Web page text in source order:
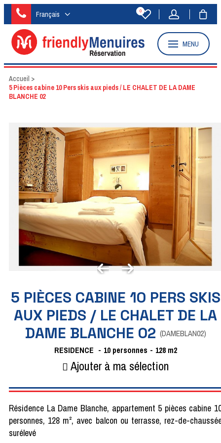
Français 0
MENU
Accueil >
5 Pièces cabine 10 Pers skis aux pieds / LE CHALET DE LA DAME
BLANCHE 02
5 PIÈCES CABINE 10 PERS SKIS
AUX PIEDS / LE CHALET DE LA
DAME BLANCHE 02 (DAMEBLAN02)
RESIDENCE
10 personnes 128 m2
Ajouter à ma sélection
Résidence La Dame Blanche, appartement 5 pièces cabine
personnes, 128 m², avec balcon ou terrasse, rez-de-
surélevé